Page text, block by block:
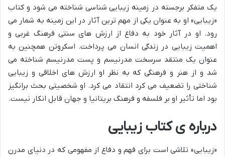
یک متفکر برجسته در زمینه زیبایی شناسی شناخته می شود و کتاب
«زیبایی» او به عنوان یکی از مهم ترین آثار در این زمینه به شمار می
رود. او در آثار خود به دفاع از ارزش های سنتی فرهنگ غربی و
اهمیت زیبایی در زندگی انسان می پرداخت. اسکروتن همچنین به
عنوان یک منتقد سرسخت مدرنیسم و پست مدرنیسم شناخته می
شد و از هنر و فرهنگی که به نظر او ارزش های اخلاقی و زیبایی
شناختی را تضعیف می کرد انتقاد می کرد. او شخصیتی بحث برانگیز
بود اما تأثیر او بر فلسفه و فرهنگ بریتانیا و جهان قابل انکار نیست.
درباره ی کتاب زیبایی
«زیبایی» تلاشی است برای فهم و دفاع از مفهومی که در دنیای مدرن